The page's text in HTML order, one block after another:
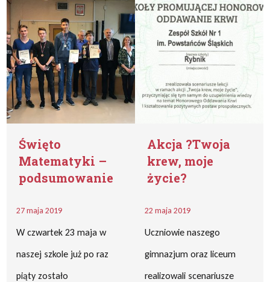
Święto
Matematyki –
podsumowanie
27 maja 2019
W czwartek 23 maja w
naszej szkole już po raz
piąty zostało
Akcja ?Twoja
krew, moje
życie?
22 maja 2019
Uczniowie naszego
gimnazjum oraz liceum
realizowali scenariusze